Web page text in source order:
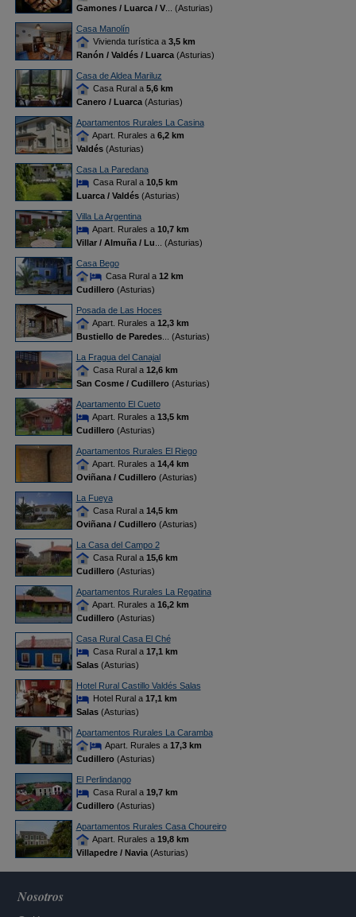
Gamones / Luarca / V... (Asturias)
Casa Manolín
Vivienda turística a 3,5 km
Ranón / Valdés / Luarca(Asturias)
Casa de Aldea Mariluz
Casa Rural a 5,6 km
Canero / Luarca(Asturias)
Apartamentos Rurales La Casina
Apart. Rurales a 6,2 km
Valdés(Asturias)
Casa La Paredana
Casa Rural a 10,5 km
Luarca / Valdés(Asturias)
Villa La Argentina
Apart. Rurales a 10,7 km
Villar / Almuña / Lu ... (Asturias)
Casa Bego
Casa Rural a 12 km
Cudillero(Asturias)
Posada de Las Hoces
Apart. Rurales a 12,3 km
Bustiello de Paredes... (Asturias)
La Fragua del Canajal
Casa Rural a 12,6 km
San Cosme / Cudillero(Asturias)
Apartamento El Cueto
Apart. Rurales a 13,5 km
Cudillero(Asturias)
Apartamentos Rurales El Riego
Apart. Rurales a 14,4 km
Oviñana / Cudillero(Asturias)
La Fueya
Casa Rural a 14,5 km
Oviñana / Cudillero(Asturias)
La Casa del Campo 2
Casa Rural a 15,6 km
Cudillero(Asturias)
Apartamentos Rurales La Regatina
Apart. Rurales a 16,2 km
Cudillero(Asturias)
Casa Rural Casa El Ché
Casa Rural a 17,1 km
Salas(Asturias)
Hotel Rural Castillo Valdés Salas
Hotel Rural a 17,1 km
Salas(Asturias)
Apartamentos Rurales La Caramba
Apart. Rurales a 17,3 km
Cudillero(Asturias)
El Perlindango
Casa Rural a 19,7 km
Cudillero(Asturias)
Apartamentos Rurales Casa Choureiro
Apart. Rurales a 19,8 km
Villapedre / Navia(Asturias)
Nosotros